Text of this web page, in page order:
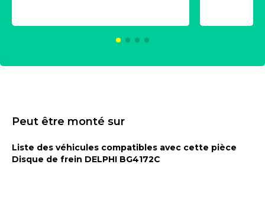
Peut être monté sur
Liste des véhicules compatibles avec cette pièce
Disque de frein DELPHI BG4172C